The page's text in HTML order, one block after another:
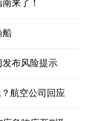
来了！
船
发布风险提示
航空公司回应